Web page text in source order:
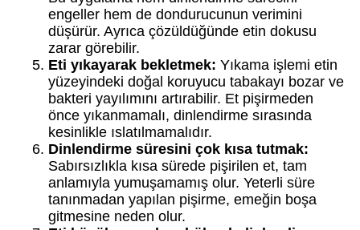
engeller hem de dondurucunun verimini
düşürür. Ayrıca çözüldüğünde etin dokusu
zarar görebilir.
Eti yıkayarak bekletmek: Yıkama işlemi etin
yüzeyindeki doğal koruyucu tabakayı bozar ve
bakteri yayılımını artırabilir. Et pişirmeden
önce yıkanmamalı, dinlendirme sırasında
kesinlikle ıslatılmamalıdır.
Dinlendirme süresini çok kısa tutmak:
Sabırsızlıkla kısa sürede pişirilen et, tam
anlamıyla yumuşamamış olur. Yeterli süre
tanınmadan yapılan pişirme, emeğin boşa
gitmesine neden olur.